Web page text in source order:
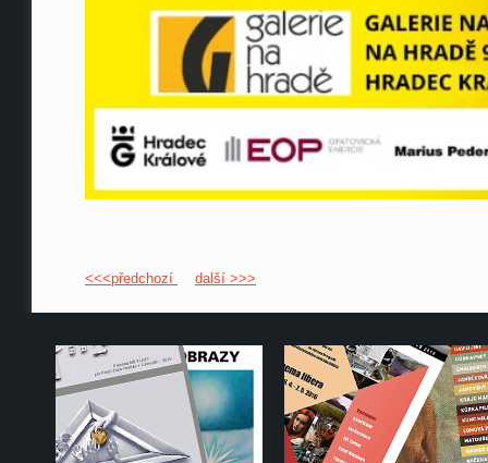
<<<předchozí další >>>